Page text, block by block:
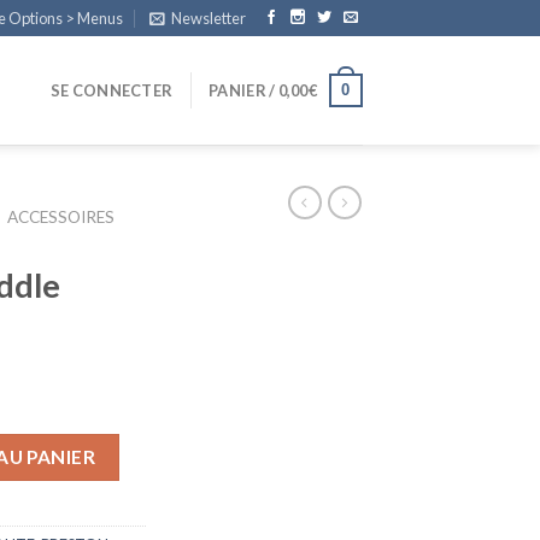
Options > Menus Newsletter
SE CONNECTER PANIER / 0,00€ 0
ACCESSOIRES
PANIER